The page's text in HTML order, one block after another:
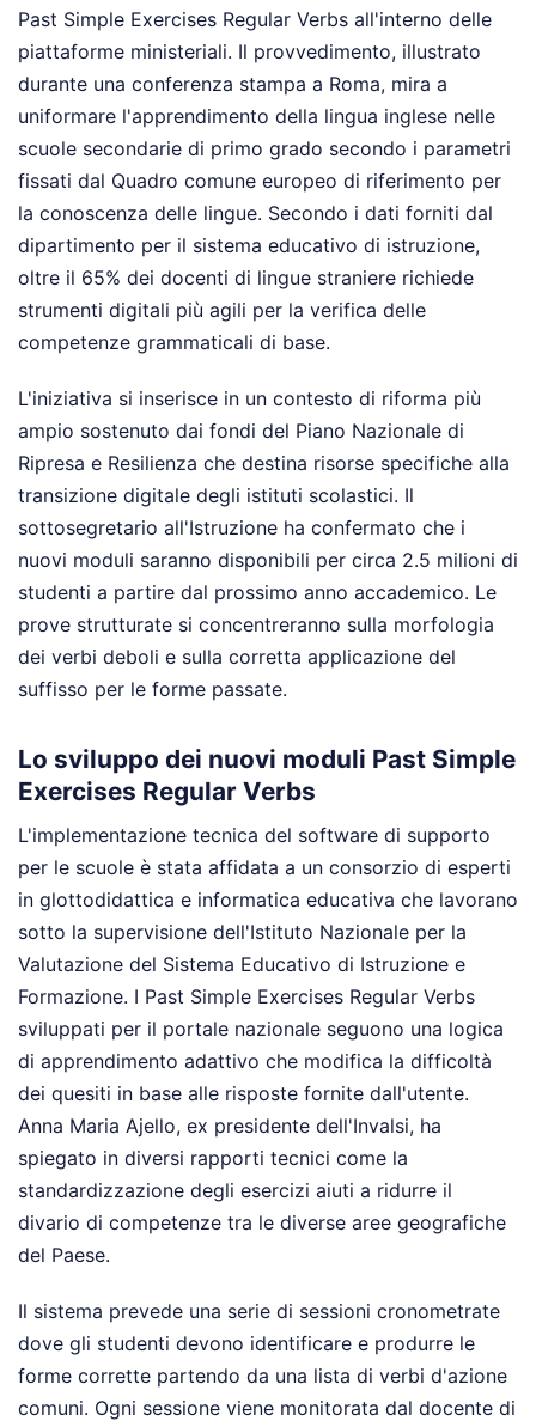
Past Simple Exercises Regular Verbs all'interno delle
piattaforme ministeriali. Il provvedimento, illustrato
durante una conferenza stampa a Roma, mira a
uniformare l'apprendimento della lingua inglese nelle
scuole secondarie di primo grado secondo i parametri
fissati dal Quadro comune europeo di riferimento per
la conoscenza delle lingue. Secondo i dati forniti dal
dipartimento per il sistema educativo di istruzione,
oltre il 65% dei docenti di lingue straniere richiede
strumenti digitali più agili per la verifica delle
competenze grammaticali di base.
L'iniziativa si inserisce in un contesto di riforma più
ampio sostenuto dai fondi del Piano Nazionale di
Ripresa e Resilienza che destina risorse specifiche alla
transizione digitale degli istituti scolastici. Il
sottosegretario all'Istruzione ha confermato che i
nuovi moduli saranno disponibili per circa 2.5 milioni di
studenti a partire dal prossimo anno accademico. Le
prove strutturate si concentreranno sulla morfologia
dei verbi deboli e sulla corretta applicazione del
suffisso per le forme passate.
Lo sviluppo dei nuovi moduli Past Simple
Exercises Regular Verbs
L'implementazione tecnica del software di supporto
per le scuole è stata affidata a un consorzio di esperti
in glottodidattica e informatica educativa che lavorano
sotto la supervisione dell'Istituto Nazionale per la
Valutazione del Sistema Educativo di Istruzione e
Formazione. I Past Simple Exercises Regular Verbs
sviluppati per il portale nazionale seguono una logica
di apprendimento adattivo che modifica la difficoltà
dei quesiti in base alle risposte fornite dall'utente.
Anna Maria Ajello, ex presidente dell'Invalsi, ha
spiegato in diversi rapporti tecnici come la
standardizzazione degli esercizi aiuti a ridurre il
divario di competenze tra le diverse aree geografiche
del Paese.
Il sistema prevede una serie di sessioni cronometrate
dove gli studenti devono identificare e produrre le
forme corrette partendo da una lista di verbi d'azione
comuni. Ogni sessione viene monitorata dal docente di